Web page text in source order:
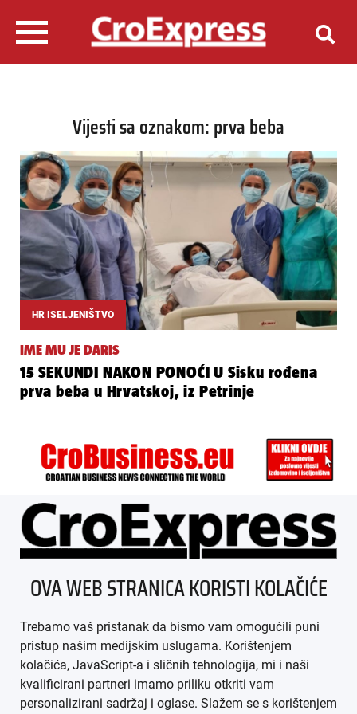
Vijesti sa oznakom: prva beba
HR ISELJENIŠTVO
IME MU JE DARIS
15 SEKUNDI NAKON PONOĆI U Sisku rođena
prva beba u Hrvatskoj, iz Petrinje
ÜBER UNS
IMPRESSUM
AGB
DATENSCHUTZ
OVA WEB STRANICA KORISTI KOLAČIĆE
Trebamo vaš pristanak da bismo vam omogućili puni
pristup našim medijskim uslugama. Korištenjem
kolačića, JavaScript-a i sličnih tehnologija, mi i naši
kvalificirani partneri imamo priliku otkriti vam
personalizirani sadržaj i oglase. Slažem se s korištenjem